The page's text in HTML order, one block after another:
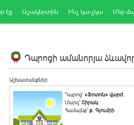
էջ Աշակերտին Ինչ կա-չկա Մեր
Դպրոցի ամանորյա
Աշխատանքներ
Դպրոց`«Ֆոտոն» վարժ.
Մարզ`Շիրակ
Համայնք`ք. Գյումրի